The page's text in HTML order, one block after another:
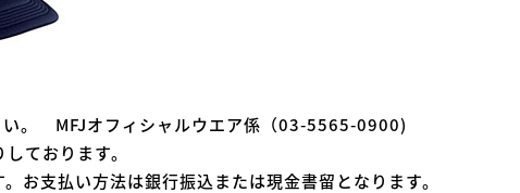
い。 MFJオフィシャルウエア係（03-5565-0900)
ております。
お支払い方法は銀行振込または現金書留となります。